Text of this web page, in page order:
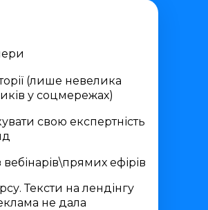
(лише невелика
у соцмережах)
свою експертність
ефірів
Тексти на лендінгу
не дала